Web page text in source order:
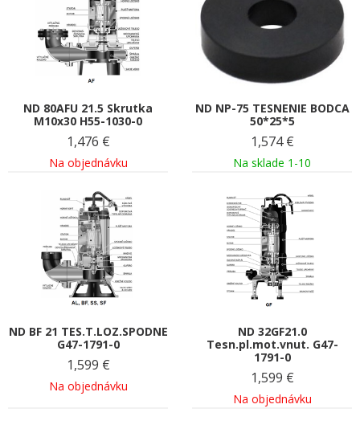
ND 80AFU 21.5 Skrutka
M10x30 H55-1030-0
1,476 €
Na objednávku
ND NP-75 TESNENIE BODCA
50*25*5
1,574 €
Na sklade 1-10
ND BF 21 TES.T.LOZ.SPODNE
G47-1791-0
1,599 €
Na objednávku
ND 32GF21.0
Tesn.pl.mot.vnut. G47-
1791-0
1,599 €
Na objednávku